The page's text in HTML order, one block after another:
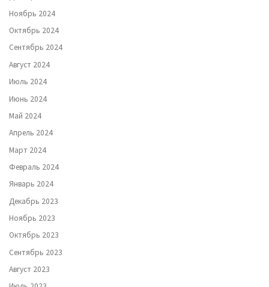
Ноябрь 2024
Октябрь 2024
Сентябрь 2024
Август 2024
Июль 2024
Июнь 2024
Май 2024
Апрель 2024
Март 2024
Февраль 2024
Январь 2024
Декабрь 2023
Ноябрь 2023
Октябрь 2023
Сентябрь 2023
Август 2023